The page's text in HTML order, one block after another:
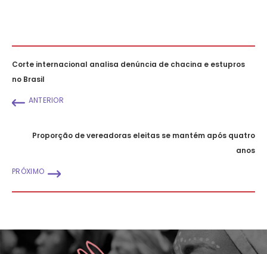
Corte internacional analisa denúncia de chacina e estupros
no Brasil
ANTERIOR
Proporção de vereadoras eleitas se mantém após quatro
anos
PRÓXIMO